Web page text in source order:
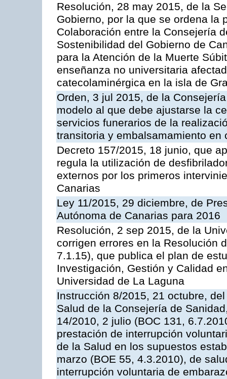
Resolución, 28 may 2015, de la
Gobierno, por la que se ordena la
Colaboración entre la Consejería
Sostenibilidad del Gobierno de
para la Atención de la Muerte
enseñanza no universitaria
catecolaminérgica en la isla de
Orden, 3 jul 2015, de la
modelo al que debe ajustarse la
servicios funerarios de la
transitoria y embalsamamiento en
Decreto 157/2015, 18 junio, que
regula la utilización de
externos por los primeros
Canarias
Ley 11/2015, 29 diciembre, de
Autónoma de Canarias para 2016
Resolución, 2 sep 2015, de la
corrigen errores en la Resolución
7.1.15), que publica el plan de
Investigación, Gestión y Calidad
Universidad de La Laguna
Instrucción 8/2015, 21 octubre,
Salud de la Consejería de
14/2010, 2 julio (BOC 131,
prestación de interrupción
de la Salud en los supuestos
marzo (BOE 55, 4.3.2010), de
interrupción voluntaria de